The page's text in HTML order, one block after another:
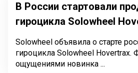
В России стартовали
гироцикла Solowheel
Solowheel объявила о старте
гироцикла Solowheel Hovertrax.
ощущениями новинка ...